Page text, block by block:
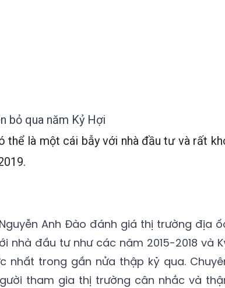
bỏ qua năm Kỷ Hợi
thể là một cái bẫy với nhà đầu tư và rất
Anh Đào đánh giá thị trường địa
nhà đầu tư như các năm 2015-2018 và
nhất trong gần nửa thập kỷ qua.
tham gia thị trường cân nhắc và